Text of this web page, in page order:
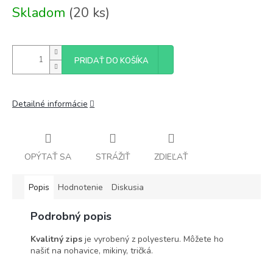
cena:
Skladom (20 ks)
PRIDAŤ DO KOŠÍKA
Detailné informácie
OPÝTAŤ SA STRÁŽIŤ ZDIEĽAŤ
Popis Hodnotenie Diskusia
Podrobný popis
Kvalitný zips je vyrobený z polyesteru. Môžete ho
našiť na nohavice, mikiny, tričká.